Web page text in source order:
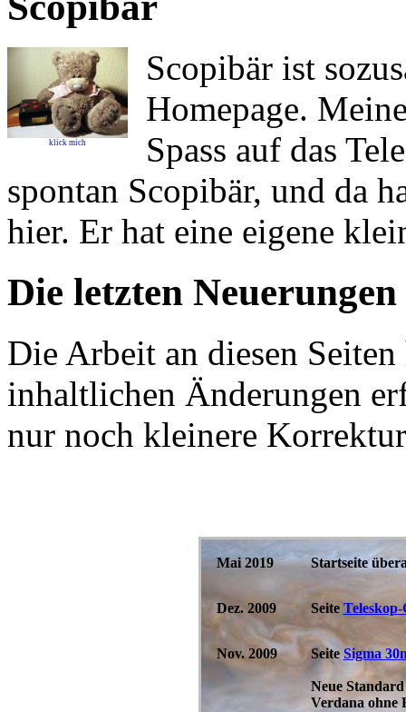
klick mich
Scopibär ist
Homepage.
Spass auf das
spontan Scopibär, und da
hier. Er hat eine eigene
Die letzten
Die Arbeit an diesen
inhaltlichen Änderungen
nur noch kleinere
Mai 2019 Startseite
Dez. 2009 Seite
Nov. 2009 Seite Sigma
Neue
Verdana ohne